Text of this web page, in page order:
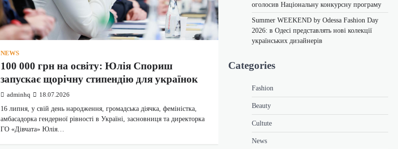
NEWS
100 000 грн на освіту: Юлія Спориш
запускає щорічну стипендію для українок
adminhq 18.07.2026
16 липня, у свій день народження, громадська діячка, феміністка,
амбасадорка гендерної рівності в Україні, засновниця та директорка
ГО «Дівчата» Юлія…
оголосив Національну конкурсну програму
Summer WEEKEND by Odessa Fashion Day
2026: в Одесі представлять нові колекції
українських дизайнерів
Categories
Fashion
Beauty
Cultute
News